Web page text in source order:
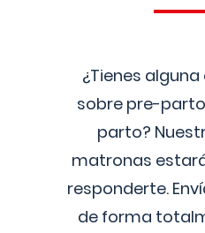
¿Tienes
sobre pre-
parto?
matronas
responderte.
de forma